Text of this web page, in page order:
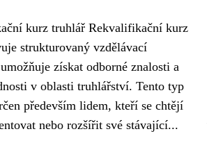
kurz truhlář Rekvalifikační kurz
strukturovaný vzdělávací
získat odborné znalosti a
v oblasti truhlářství. Tento typ
především lidem, kteří se chtějí
nebo rozšířit své stávající...